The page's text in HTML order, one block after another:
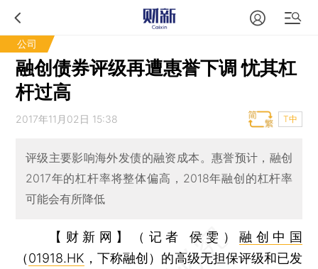
公司
融创债券评级再遭惠誉下调 忧其杠
杆过高
2017年11月02日 15:38 T中
评级主要影响海外发债的融资成本。惠誉预计，融创
2017年的杠杆率将整体偏高，2018年融创的杠杆率
可能会有所降低
【财新网】（记者 侯雯）融创中国
（01918.HK ，下称融创）的高级无担保评级和已发